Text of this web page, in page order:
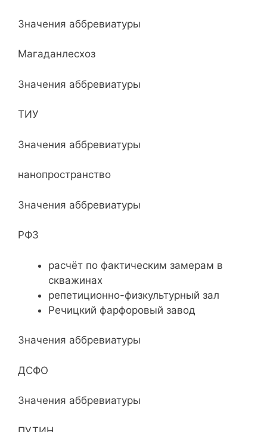
Значения аббревиатуры
Магаданлесхоз
Значения аббревиатуры
ТИУ
Значения аббревиатуры
нанопространство
Значения аббревиатуры
РФЗ
расчёт по фактическим замерам в
скважинах
репетиционно-физкультурный зал
Речицкий фарфоровый завод
Значения аббревиатуры
ДСФО
Значения аббревиатуры